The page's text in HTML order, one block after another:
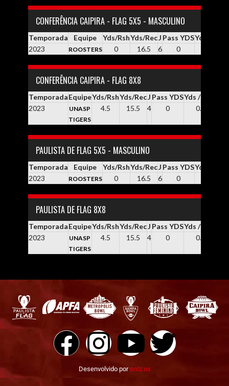
CONFERÊNCIA CAIPIRA - FLAG 5X5 - MASCULINO
Temporada Equipe Yds/RshYds/RecJ Pass YDSYds / Pass
2023
ROOSTERS 0 16.5 6 0
CONFERÊNCIA CAIPIRA - FLAG 8X8
TemporadaEquipeYds/RshYds/RecJ Pass YDSYds / Pass
2023
UNASP
TIGERS
4.5 15.5 4 0 0.0
PAULISTA DE FLAG 5X5 - MASCULINO
Temporada Equipe Yds/RshYds/RecJ Pass YDSYds / Pass
2023
ROOSTERS 0 16.5 6 0
PAULISTA DE FLAG 8X8
TemporadaEquipeYds/RshYds/RecJ Pass YDSYds / Pass
2023
UNASP
TIGERS
4.5 15.5 4 0 0.0
Desenvolvido porsntz.us